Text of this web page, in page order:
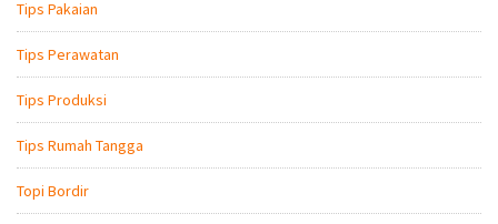
Tips Pakaian
Tips Perawatan
Tips Produksi
Tips Rumah Tangga
Topi Bordir